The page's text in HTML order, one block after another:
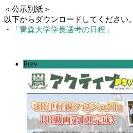
＜公示別紙＞
以下からダウンロードしてください。
・
「青森大学学長選考の日程」
Prev